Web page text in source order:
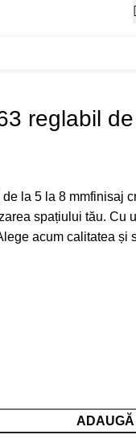
reglabil
la 5 la 8 mmfinisaj
spațiului tău. Cu
acum calitatea și
ADAUGĂ